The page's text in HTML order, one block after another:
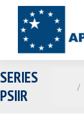
SERIES
PSIIR